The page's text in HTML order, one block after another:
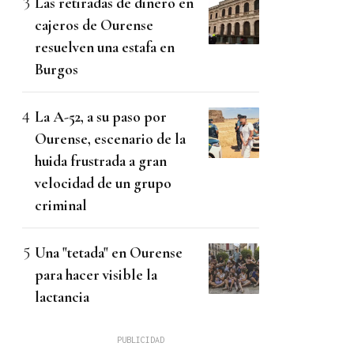
cajeros de Ourense
resuelven una estafa en
Burgos
La A-52, a su paso por
Ourense, escenario de la
huida frustrada a gran
velocidad de un grupo
criminal
Una "tetada" en Ourense
para hacer visible la
lactancia